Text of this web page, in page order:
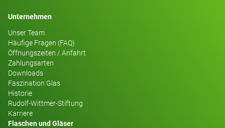
Unternehmen
Unser Team
Häufige Fragen (FAQ)
Öffnungszeiten / Anfahrt
Zahlungsarten
Downloads
Faszination Glas
Historie
Rudolf-Wittmer-Stiftung
Karriere
Flaschen und Gläser